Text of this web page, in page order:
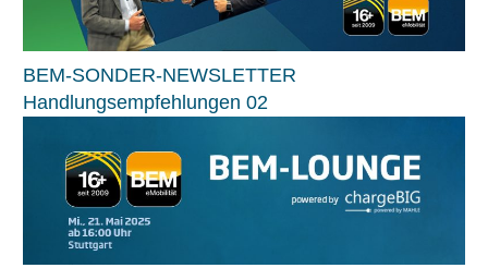
BEM-SONDER-NEWSLETTER
Handlungsempfehlungen 02